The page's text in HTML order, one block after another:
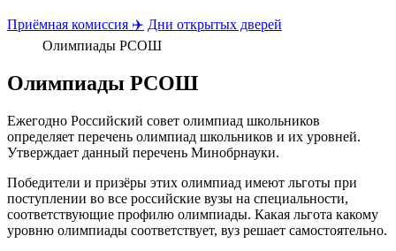
Приёмная комиссия ✈️ Дни открытых дверей
Олимпиады РСОШ
Олимпиады РСОШ
Ежегодно Российский совет олимпиад школьников
определяет перечень олимпиад школьников и их уровней.
Утверждает данный перечень Минобрнауки.
Победители и призёры этих олимпиад имеют льготы при
поступлении во все российские вузы на специальности,
соответствующие профилю олимпиады. Какая льгота какому
уровню олимпиады соответствует, вуз решает самостоятельно.